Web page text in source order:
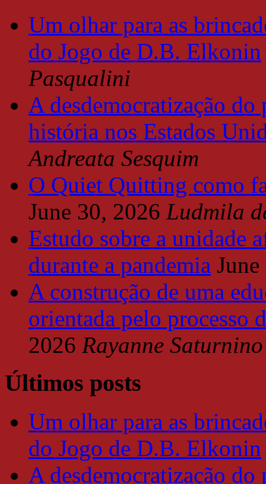
Um olhar para as
do Jogo de D.B. Elkonin
Pasqualini
A desdemocratização do
história nos Estados
Andreata Sesquim
O Quiet Quitting como
June 30, 2026 Ludmila
Estudo sobre a unidade
durante a pandemia
A construção de uma
orientada pelo processo
2026 Rayanne
Últimos posts
Um olhar para as
do Jogo de D.B. Elkonin
A desdemocratização do